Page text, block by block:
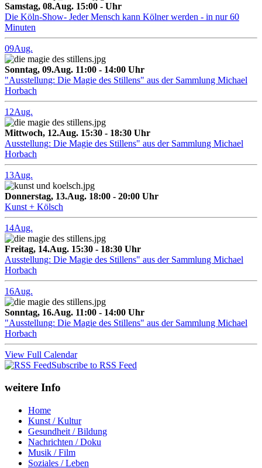
Samstag, 08.Aug. 15:00 - Uhr
Die Köln-Show- Jeder Mensch kann Kölner werden - in nur 60
Minuten
09Aug.
Sonntag, 09.Aug. 11:00 - 14:00 Uhr
"Ausstellung: Die Magie des Stillens" aus der Sammlung Michael
Horbach
12Aug.
Mittwoch, 12.Aug. 15:30 - 18:30 Uhr
Ausstellung: Die Magie des Stillens" aus der Sammlung Michael
Horbach
13Aug.
Donnerstag, 13.Aug. 18:00 - 20:00 Uhr
Kunst + Kölsch
14Aug.
Freitag, 14.Aug. 15:30 - 18:30 Uhr
Ausstellung: Die Magie des Stillens" aus der Sammlung Michael
Horbach
16Aug.
Sonntag, 16.Aug. 11:00 - 14:00 Uhr
"Ausstellung: Die Magie des Stillens" aus der Sammlung Michael
Horbach
View Full Calendar
Subscribe to RSS Feed
weitere Info
Home
Kunst / Kultur
Gesundheit / Bildung
Nachrichten / Doku
Musik / Film
Soziales / Leben